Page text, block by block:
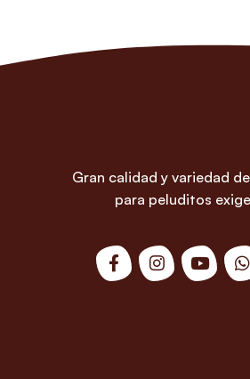
Gran calidad y variedad
para peluditos